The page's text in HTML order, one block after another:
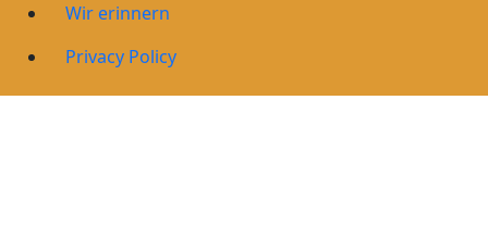
Wir erinnern
Privacy Policy